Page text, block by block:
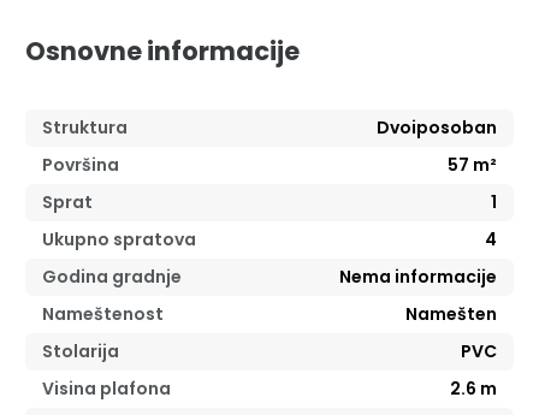
Osnovne informacije
Struktura
Dvoiposoban
Površina
57 m²
Sprat
1
Ukupno spratova
4
Godina gradnje
Nema informacije
Nameštenost
Namešten
Stolarija
PVC
Visina plafona
2.6 m